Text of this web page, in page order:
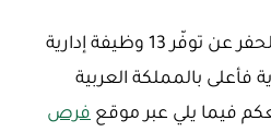
تعلن شركة أرامكو روان للحفر عن توفّر 13 وظيفة إدارية
فأعلى بالمملكة العربية
فيما يلي عبر موقع فرص